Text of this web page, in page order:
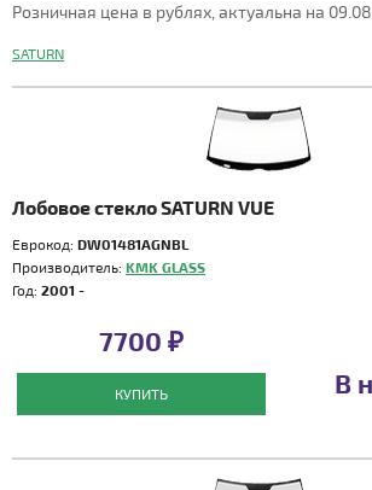
Розничная цена в рублях, актуальна на
SATURN
Лобовое стекло SATURN VUE
Еврокод: DW01481AGNBL
Производитель: KMK GLASS
Год: 2001 -
7700 ₽
КУПИТЬ В